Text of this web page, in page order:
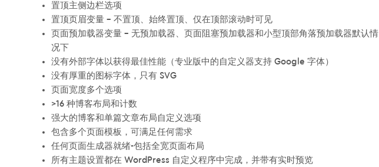
置顶主侧边栏选项
置顶页眉变量 – 不置顶、始终置顶、仅在顶部滚动时可见
页面预加载器变量 – 无预加载器、页面阻塞预加载器和小型顶部角落预加载器默认情
况下
没有外部字体以获得最佳性能（专业版中的自定义器支持 Google 字体）
没有厚重的图标字体，只有 SVG
页面宽度多个选项
>16 种博客布局和计数
强大的博客和单篇文章布局自定义选项
包含多个页面模板，可满足任何需求
任何页面生成器就绪-包括全宽页面布局
所有主题设置都在 WordPress 自定义程序中完成，并带有实时预览